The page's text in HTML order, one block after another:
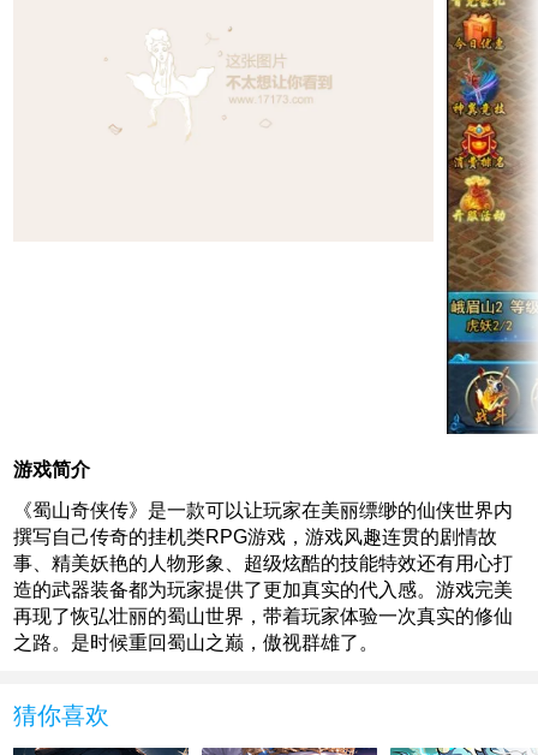
游戏简介
《蜀山奇侠传》是一款可以让玩家在美丽缥缈的仙侠世界内
撰写自己传奇的挂机类RPG游戏，游戏风趣连贯的剧情故
事、精美妖艳的人物形象、超级炫酷的技能特效还有用心打
造的武器装备都为玩家提供了更加真实的代入感。游戏完美
再现了恢弘壮丽的蜀山世界，带着玩家体验一次真实的修仙
之路。是时候重回蜀山之巅，傲视群雄了。
猜你喜欢